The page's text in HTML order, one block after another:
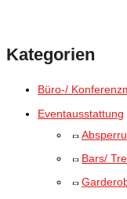
Kategorien
Büro-/
Eventausstattung
Bars/